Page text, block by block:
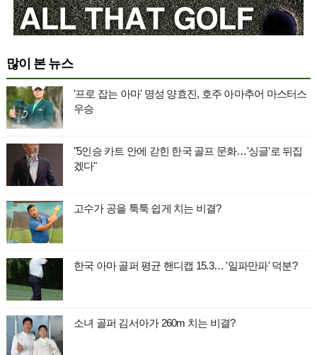
많이 본 뉴스
'프로 잡는 아마' 명성 양효진, 호주 아마추어 마스터스
우승
"5인승 카트 안에 갇힌 한국 골프 문화…'싱글'로 뒤집
겠다"
고수가 공을 툭툭 쉽게 치는 비결?
한국 아마 골퍼 평균 핸디캡 15.3… '일파만파' 덕분?
소녀 골퍼 김서아가 260m 치는 비결?